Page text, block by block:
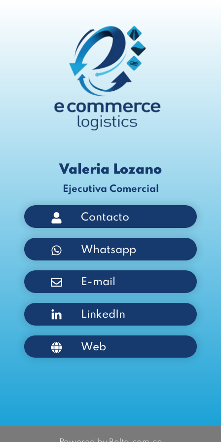
Valeria Lozano
Ejecutiva Comercial
Contacto
Whatsapp
E-mail
LinkedIn
Web